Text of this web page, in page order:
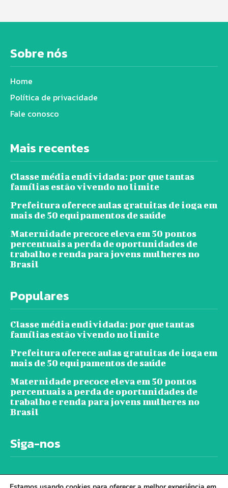
Sobre nós
Home
Política de privacidade
Fale conosco
Mais recentes
Classe média endividada: por que tantas
famílias estão vivendo no limite
Prefeitura oferece aulas gratuitas de ioga em
mais de 50 equipamentos de saúde
Maternidade precoce eleva em 50 pontos
percentuais a perda de oportunidades de
trabalho e renda para jovens mulheres no
Brasil
Populares
Classe média endividada: por que tantas
famílias estão vivendo no limite
Prefeitura oferece aulas gratuitas de ioga em
mais de 50 equipamentos de saúde
Maternidade precoce eleva em 50 pontos
percentuais a perda de oportunidades de
trabalho e renda para jovens mulheres no
Brasil
Siga-nos